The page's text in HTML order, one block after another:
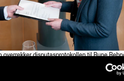
overrekker disputasprotokollen til Rune